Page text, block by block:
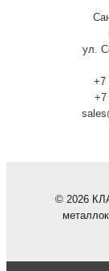
ул.
+7
+7
© 2026